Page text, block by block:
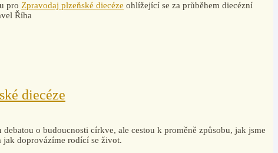
pro Zpravodaj plzeňské diecéze ohlížející se za průběhem diecézní
Říha
diecéze
o budoucnosti církve, ale cestou k proměně způsobu, jak jsme
jak doprovázíme rodící se život.